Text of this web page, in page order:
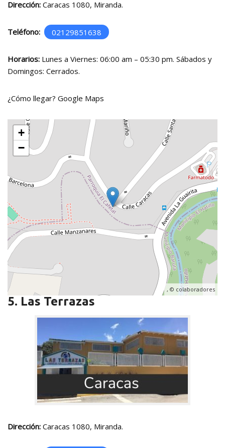
Dirección: Caracas 1080, Miranda.
Teléfono: 02129851638
Horarios: Lunes a Viernes: 06:00 am – 05:30 pm. Sábados y
Domingos: Cerrados.
¿Cómo llegar? Google Maps
+
−
, © colaboradores
5. Las Terrazas
Dirección: Caracas 1080, Miranda.